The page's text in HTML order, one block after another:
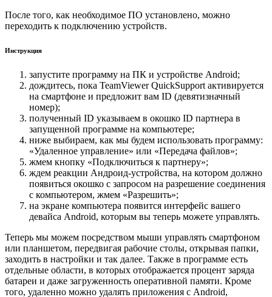
После того, как необходимое ПО установлено, можно
переходить к подключению устройств.
Инструкция
запустите программу на ПК и устройстве Android;
дождитесь, пока TeamViewer QuickSupport активируется
на смартфоне и предложит вам ID (девятизначный
номер);
полученный ID указываем в окошко ID партнера в
запущенной программе на компьютере;
ниже выбираем, как мы будем использовать программу:
«Удаленное управление» или «Передача файлов»;
жмем кнопку «Подключиться к партнеру»;
ждем реакции Андроид-устройства, на котором должно
появиться окошко с запросом на разрешение соединения
с компьютером, жмем «Разрешить»;
на экране компьютера появится интерфейс вашего
девайса Android, которым вы теперь можете управлять.
Теперь мы можем посредством мыши управлять смартфоном
или планшетом, передвигая рабочие столы, открывая папки,
заходить в настройки и так далее. Также в программе есть
отдельные области, в которых отображается процент заряда
батареи и даже загруженность оперативной памяти. Кроме
того, удаленно можно удалять приложения с Android,